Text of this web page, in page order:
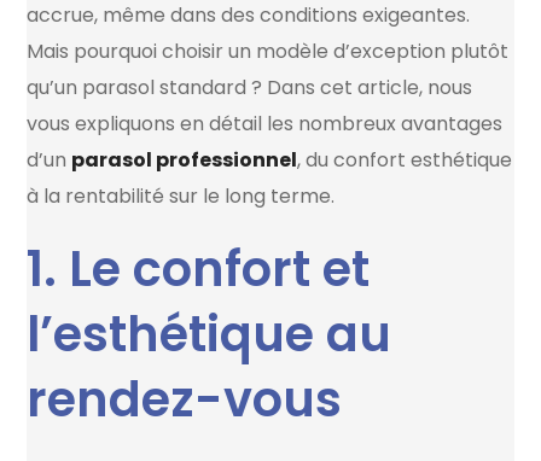
accrue, même dans des conditions exigeantes.
Mais pourquoi choisir un modèle d’exception plutôt
qu’un parasol standard ? Dans cet article, nous
vous expliquons en détail les nombreux avantages
d’un parasol professionnel, du confort esthétique
à la rentabilité sur le long terme.
1. Le confort et
l’esthétique au
rendez-vous